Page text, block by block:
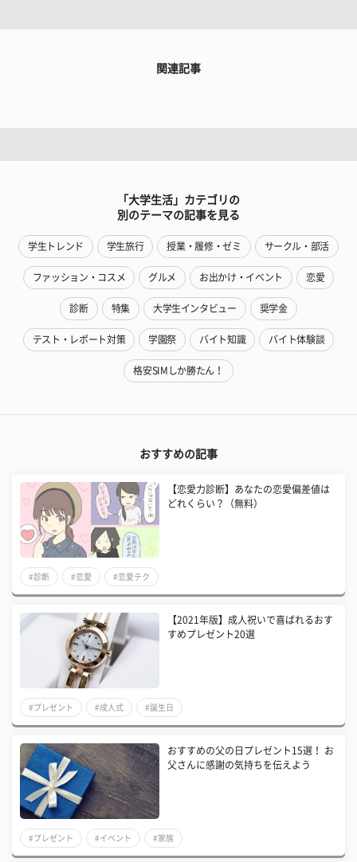
関連記事
「大学生活」カテゴリの
別のテーマの記事を見る
学生トレンド 学生旅行 授業・履修・ゼミ サークル・部活
ファッション・コスメ グルメ お出かけ・イベント 恋愛
診断 特集 大学生インタビュー 奨学金
テスト・レポート対策 学園祭 バイト知識 バイト体験談
格安SIMしか勝たん！
おすすめの記事
【恋愛力診断】あなたの恋愛偏差値は
どれくらい？（無料）
#診断 #恋愛 #恋愛テク
【2021年版】成人祝いで喜ばれるおす
すめプレゼント20選
#プレゼント #成人式 #誕生日
おすすめの父の日プレゼント15選！ お
父さんに感謝の気持ちを伝えよう
#プレゼント #イベント #家族